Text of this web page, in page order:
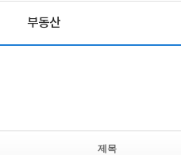
부동산
제목